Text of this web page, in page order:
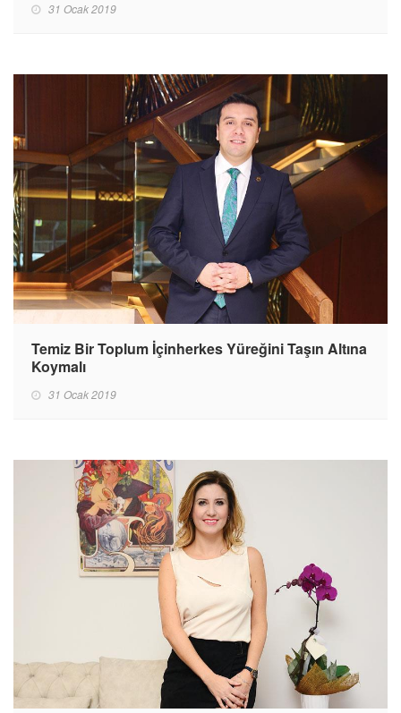
31 Ocak 2019
Temiz Bir Toplum İçinherkes Yüreğini Taşın Altına
Koymalı
31 Ocak 2019